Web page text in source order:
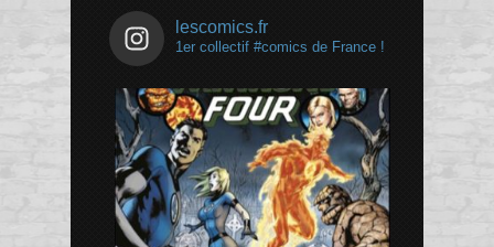
lescomics.fr
1er collectif #comics de France !